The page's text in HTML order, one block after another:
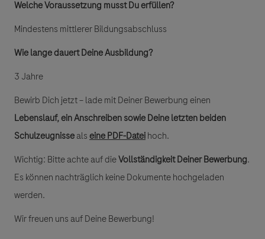
Welche Voraussetzung musst Du erfüllen?
Mindestens mittlerer Bildungsabschluss
Wie lange dauert Deine Ausbildung?
3 Jahre
Bewirb Dich jetzt – lade mit Deiner Bewerbung einen
Lebenslauf, ein Anschreiben sowie Deine letzten beiden
Schulzeugnissealseine PDF-Dateihoch.
Wichtig: Bitte achte auf dieVollständigkeit Deiner Bewerbung.
Es können nachträglich keine Dokumente hochgeladen
werden.
Wir freuen uns auf Deine Bewerbung!